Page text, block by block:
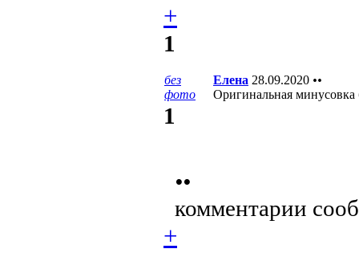
+
1
без
фото
Елена 28.09.2020 ••
Оригинальная минусовка
1
••
комментарии
+